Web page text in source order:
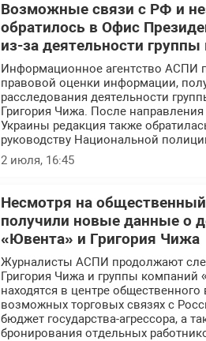
Возможные связи с РФ и
обратилось в Офис
из-за деятельности
Информационное агентство АСПИ
правовой оценки информации,
расследования деятельности
Григория Чижа. После
Украины редакция также
руководству Национальной
2 июля, 16:45
Несмотря на
получили новые данные о
«Ювента» и Григория Чижа
Журналисты АСПИ продолжают
Григория Чижа и группы компаний
находятся в центре
возможных торговых связях с
бюджет государства-агрессора, а
бронирования отдельных